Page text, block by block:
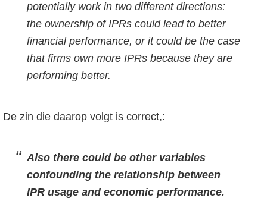
potentially work in two different directions:
the ownership of IPRs could lead to better
financial performance, or it could be the case
that firms own more IPRs because they are
performing better.
De zin die daarop volgt is correct,:
Also there could be other variables
confounding the relationship between
IPR usage and economic performance.